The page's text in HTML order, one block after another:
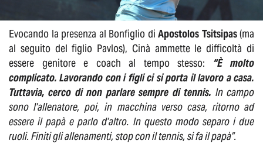
Evocando la presenza al Bonfiglio di Apostolos Tsitsipas(ma
al seguito del figlio Pavlos), Cinà ammette le difficoltà di
essere genitore e coach al tempo stesso: “È molto
complicato. Lavorando con i figli ci si porta il lavoro a casa.
Tuttavia, cerco di non parlare sempre di tennis. In campo
sono l’allenatore, poi, in macchina verso casa, ritorno ad
essere il papà e parlo d’altro. In questo modo separo i due
ruoli. Finiti gli allenamenti, stop con il tennis, si fa il papà”.